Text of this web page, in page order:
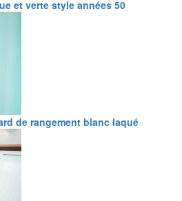
et verte style années 50
de rangement blanc laqué